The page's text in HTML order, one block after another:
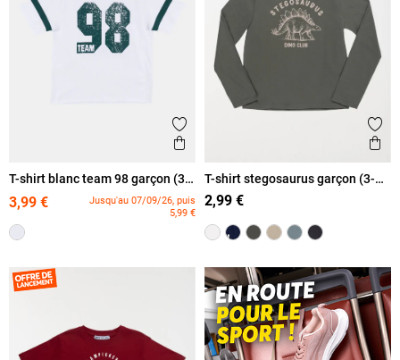
Ajouter aux favoris
Aperçu rapide
T-shirt blanc team 98 garçon (3-
12A)
3,99 €
Jusqu'au 07/09/26, puis
5,99 €
T-shirt stegosaurus garçon (3-
12A)
2,99 €